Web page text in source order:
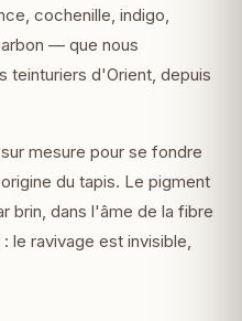
cochenille, indigo,
— que nous
teinturiers d'Orient, depuis
mesure pour se fondre
du tapis. Le pigment
brin, dans l'âme de la fibre
le ravivage est invisible,